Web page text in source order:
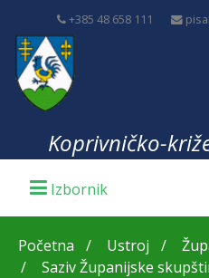
+385 48 658 111
Koprivničko-
Početna Ustroj
Saziv Županijske